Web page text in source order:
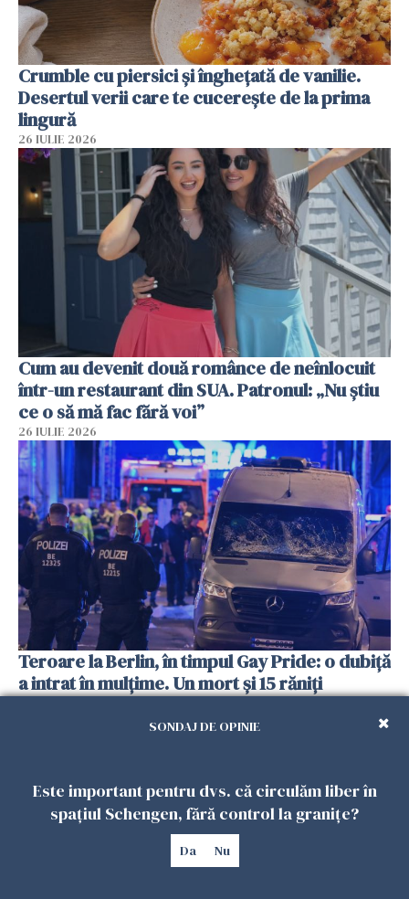
Crumble cu piersici și înghețată de vanilie.
Desertul verii care te cucerește de la prima
lingură
26 IULIE 2026
Cum au devenit două românce de neînlocuit
într-un restaurant din SUA. Patronul: „Nu știu
ce o să mă fac fără voi”
26 IULIE 2026
Teroare la Berlin, în timpul Gay Pride: o dubiță
a intrat în mulțime. Un mort și 15 răniți
SONDAJ DE OPINIE
Este important pentru dvs. că circulăm liber în
spațiul Schengen, fără control la granițe?
Da Nu